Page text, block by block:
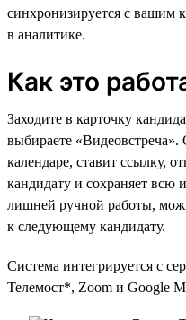
синхронизируется с вашим
в аналитике.
Как это
Заходите в карточку
выбираете «Видеовстреча».
календаре, ставит ссылку,
кандидату и сохраняет
лишней ручной работы,
к следующему кандидату.
Система интегрируется c
Телемост*, Zoom и Google